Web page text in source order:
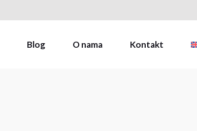
Blog O nama Kontakt
Zapošljavanje